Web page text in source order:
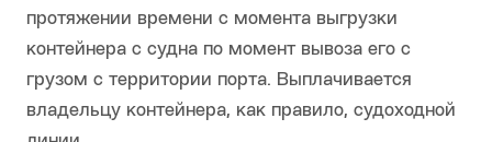
протяжении времени с момента выгрузки
контейнера с судна по момент вывоза его с
грузом с территории порта. Выплачивается
владельцу контейнера, как правило, судоходной